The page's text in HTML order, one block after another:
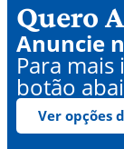
Quero
Anuncie
Para
botão
Ver opções